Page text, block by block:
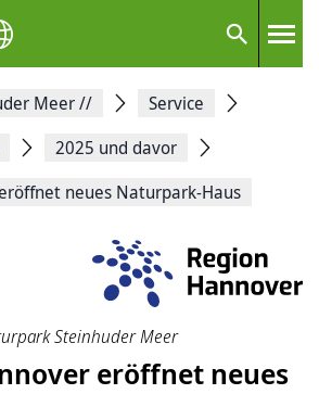
Suche
Meer//
Service
2025 und davor
neues Naturpark-Haus
Steinhuder Meer
eröffnet neues